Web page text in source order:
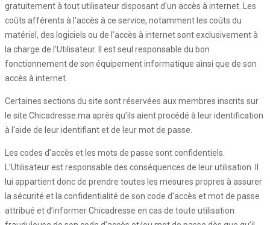
gratuitement à tout utilisateur disposant d'un accès à internet. Les
coûts afférents à l'accès à ce service, notamment les coûts du
matériel, des logiciels ou de l’accès à internet sont exclusivement à
la charge de l'Utilisateur. Il est seul responsable du bon
fonctionnement de son équipement informatique ainsi que de son
accès à internet.
Certaines sections du site sont réservées aux membres inscrits sur
le site Chicadresse.ma après qu’ils aient procédé à leur identification
à l'aide de leur identifiant et de leur mot de passe.
Les codes d'accès et les mots de passe sont confidentiels.
L’Utilisateur est responsable des conséquences de leur utilisation. Il
lui appartient donc de prendre toutes les mesures propres à assurer
la sécurité et la confidentialité de son code d'accès et mot de passe
attribué et d’informer Chicadresse en cas de toute utilisation